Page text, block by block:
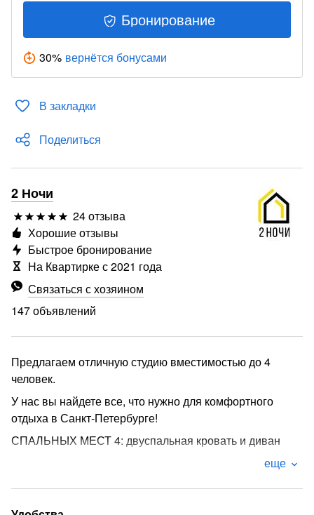
Бронирование
30% вернётся бонусами
В закладки
Поделиться
2 Ночи
24 отзыва
Связаться с хозяином
147 объявлений
Хорошие отзывы
Быстрое бронирование
На Квартирке с 2021 года
Предлагаем отличную студию вместимостью до 4
человек.
У нас вы найдете все, что нужно для комфортного
отдыха в Санкт-Петербурге!
СПАЛЬНЫХ МЕСТ 4: двуспальная кровать и диван
• Мультимедиа: WI – FI (200 мб/с), телевизор
• Бытовая техника: плита, холодильник, фен, утюг,
еще